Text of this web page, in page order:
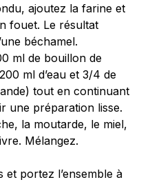
ajoutez la farine et
fouet. Le résultat
béchamel.
ml de bouillon de
ml d’eau et 3/4 de
tout en continuant
une préparation lisse.
la moutarde, le miel,
Mélangez.
et portez l’ensemble à